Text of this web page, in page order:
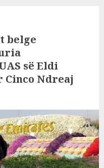
belge
së Eldi
Ndreaj